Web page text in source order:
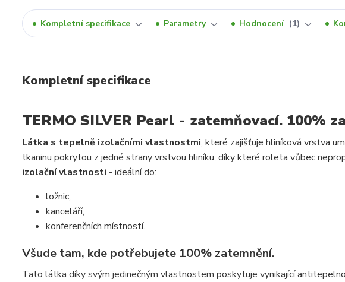
Kompletní specifikace Parametry Hodnocení 1
Kompletní specifikace
TERMO SILVER Pearl - zatemňovací. 100%
Látka s tepelně izolačními vlastnostmi, které zajišťuje hliníková vrstva
tkaninu pokrytou z jedné strany vrstvou hliníku, díky které roleta vůbec
izolační vlastnosti - ideální do:
ložnic,
kanceláří,
konferenčních místností.
Všude tam, kde potřebujete 100% zatemnění.
Tato látka díky svým jedinečným vlastnostem poskytuje vynikající